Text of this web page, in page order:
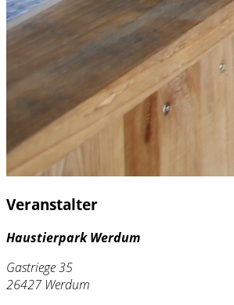
Veranstalter
Haustierpark Werdum
Gastriege 35
26427 Werdum